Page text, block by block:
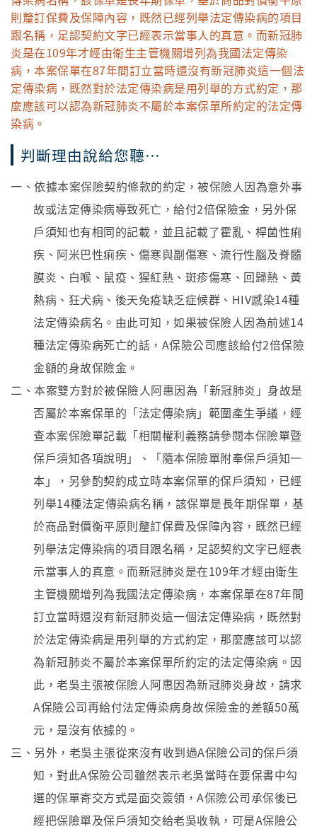
則釐訂保費及保障內容，既然已經列舉法定傳染病的項目
跟名稱，足認契約文字已經表示當事人的真意。而新冠肺
炎是在109年才經由衛生主管機關增列為我國法定傳染
病，本案保單在87年間訂立當時還沒有新冠肺炎這一個法
定傳染病，既然對於法定傳染病是用列舉的方式約定，那
麼應該可以認為新冠肺炎不屬於本案保單所約定的法定傳
染病。
判斷理由說給您聽…
一、依據本案保險契約條款的約定，被保險人因為意外事
故或法定傳染病導致死亡，給付2倍保險金，另外保
戶須知也有相同的記載，並且記載了霍亂、桿菌性痢
疾、阿米巴性痢疾、傷寒與副傷寒、流行性腦及脊髓
膜炎、白喉、鼠疫、猩紅熱、斑疹傷寒、回歸熱、黃
熱病、狂犬病、後天免疫缺乏症候群、HIV感染14種
法定傳染病名。由此可知，如果被保險人因為前述14
種法定傳染病死亡的話，A保險公司應該給付2倍保險
金額的身故保險金。
二、本案雙方對於被保險人阿惠因為「新冠肺炎」身故是
否屬於本案保單的「法定傳染病」範圍產生爭議，經
查本案保險單記載「相關權利義務請參閱本保險單暨
保戶須知各項說明」、「隨本保險單附奉保戶須知一
本」，另參酌契約成立時本案保單的保戶須知，已經
列舉14種法定傳染病名稱，該保單是長年期保單，基
於商品對價衡平原則釐訂保費及保障內容，既然已經
列舉法定傳染病的項目跟名稱，足認契約文字已經表
示當事人的真意。而新冠肺炎是在109年才經由衛生
主管機關增列為我國法定傳染病，本案保單在87年間
訂立當時還沒有新冠肺炎這一個法定傳染病，既然對
於法定傳染病是用列舉的方式約定，那麼應該可以認
為新冠肺炎不屬於本案保單所約定的法定傳染病。因
此，老吳主張被保險人阿惠因為新冠肺炎身故，請求
A保險公司再給付法定傳染病身故保險金的差額50萬
元，是沒有依據的。
三、另外，老吳主張從來沒有收到過A保險公司的保戶須
知，對此A保險公司雖然表示老吳當時在要保書中勾
選的保單寄交方式是面交簽領，A保險公司承保後已
經把保險單及保戶須知交給老吳收執，可是A保險公